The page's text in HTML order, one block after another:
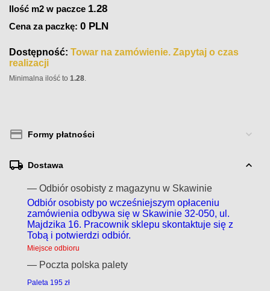
Ilość m2 w paczce 1.28
Cena za paczkę:0 PLN
Dostępność: Towar na zamówienie. Zapytaj o czas
realizacji
Minimalna ilość to1.28.
Formy płatności
Dostawa
— Odbiór osobisty z magazynu w Skawinie
Odbiór osobisty po wcześniejszym opłaceniu
zamówienia odbywa się w Skawinie 32-050, ul.
Majdzika 16. Pracownik sklepu skontaktuje się z
Tobą i potwierdzi odbiór.
Miejsce odbioru
— Poczta polska palety
Paleta 195 zł